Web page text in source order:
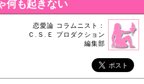
何も起きない
恋愛論 コラムニスト：
Ｃ.Ｓ.Ｅ プロダクション
編集部